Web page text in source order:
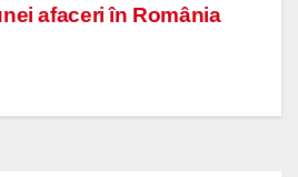
afaceri în România